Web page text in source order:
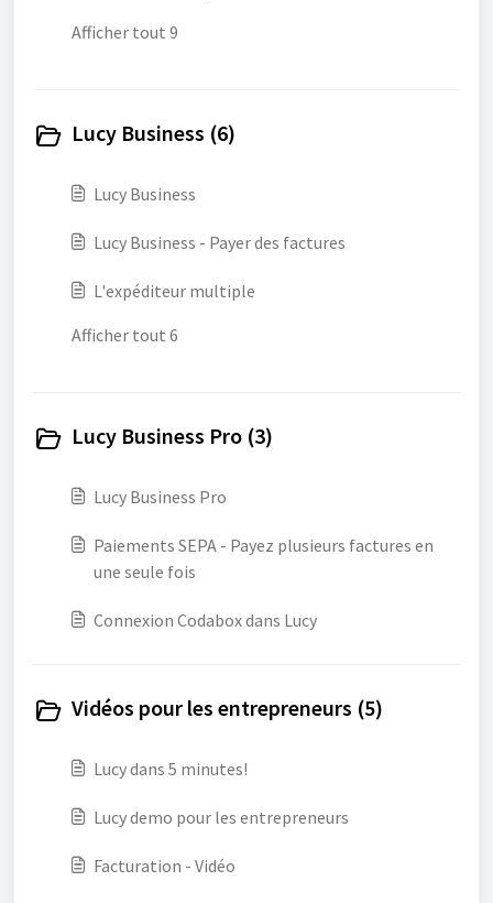
Afficher tout 9
Lucy Business (6)
Lucy Business
Lucy Business - Payer des factures
L'expéditeur multiple
Afficher tout 6
Lucy Business Pro (3)
Lucy Business Pro
Paiements SEPA - Payez plusieurs factures en
une seule fois
Connexion Codabox dans Lucy
Vidéos pour les entrepreneurs (5)
Lucy dans 5 minutes!
Lucy demo pour les entrepreneurs
Facturation - Vidéo